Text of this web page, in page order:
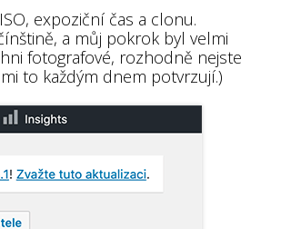
expoziční čas a clonu.
a můj pokrok byl velmi
fotografové, rozhodně nejste
to každým dnem potvrzují.)